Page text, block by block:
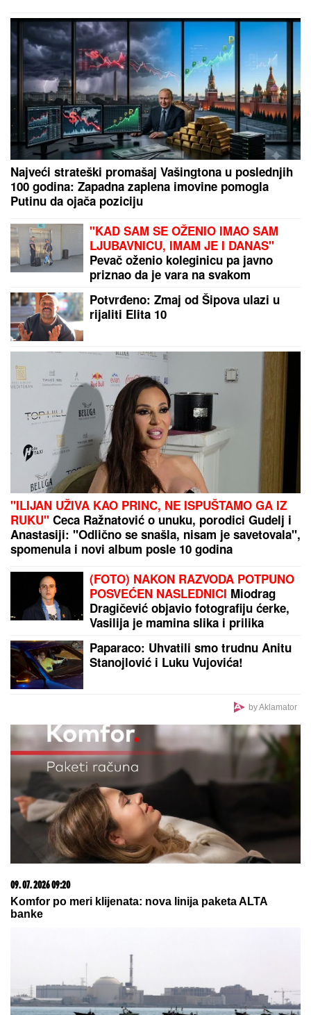
Zanimljiva naredna destinacija: Bivši košarkaš
Partizana napušta Evroligu
ZNATE LI KAKO JE NASTALA "SVE ŠTO ŽELIM U
OVOM TRENUTKU"?
Bajić otkrio neverovatnu priču
iza pesme iz "Sivog doma"
Beograđanka zatekla roj stršljenova u stanu: Odmah
je pozvala BIVŠEG DEČKA, pobegla napolje i
pozvala mamu!
by Aklamator
PREPORUKA ZA VAS
Kuća u Kumodražu, vikendica, čamac i četiri
skupocena automobila: Evo šta je sve posedovao
naš glumac, ćerka tvrdi da je PREVARENA ZA
NASLEDSTVO
prvi nestaju, a telo se OVOGA
POSLEDNJE ODRIČE, tvrde
NEURONAUČNICI